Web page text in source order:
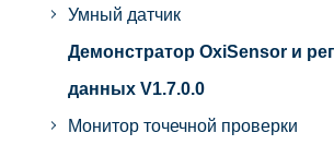
Умный датчик
Демонстратор OxiSensor и
данных V1.7.0.0
Монитор точечной проверки